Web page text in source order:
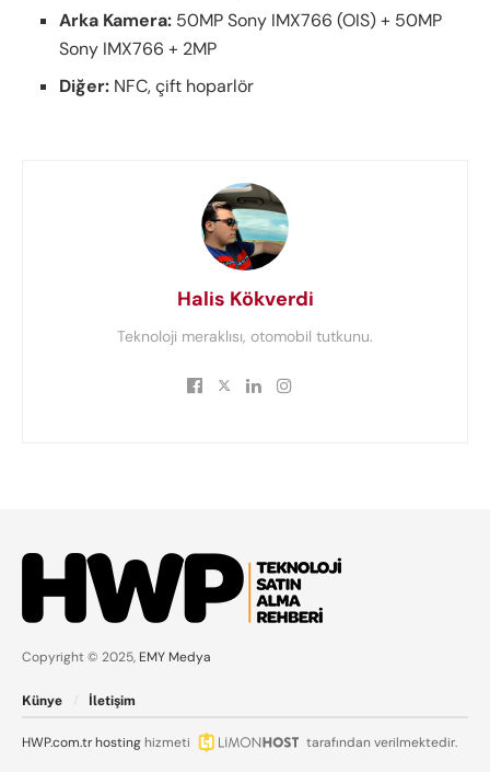
Arka Kamera: 50MP Sony IMX766 (OIS) + 50MP
Sony IMX766 + 2MP
Diğer: NFC, çift hoparlör
Halis Kökverdi
Teknoloji meraklısı, otomobil tutkunu.
Copyright © 2025, EMY Medya
Künye İletişim
HWP.com.trhosting hizmeti tarafından verilmektedir.